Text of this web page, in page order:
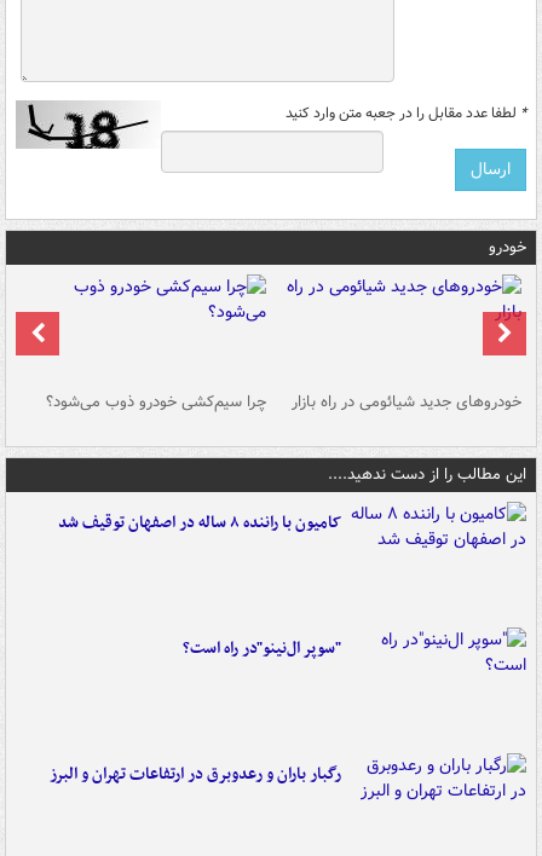
* لطفا عدد مقابل را در جعبه متن وارد کنید
خودرو
خودروهای جدید شیائومی در راه بازار چرا سیم‌کشی خودرو ذوب می‌شود؟
این مطالب را از دست ندهید....
کامیون با راننده ۸ ساله در اصفهان توقیف شد
"سوپر ال‌نینو"در راه است؟
رگبار باران و رعدوبرق در ارتفاعات تهران و البرز